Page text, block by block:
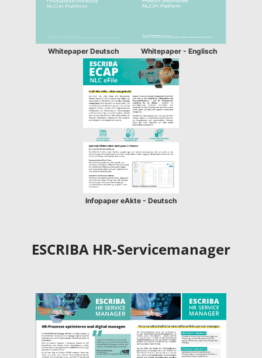
Whitepaper Deutsch Whitepaper - Englisch
Infopaper eAkte - Deutsch
ESCRIBA HR-Servicemanager